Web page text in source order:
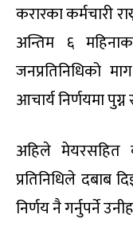
करारका कर्मचारी
अन्तिम ६
जनप्रतिनिधिको
आचार्य निर्णयमा
अहिले मेयरसहित
प्रतिनिधिले
निर्णय नै गर्नुपर्ने